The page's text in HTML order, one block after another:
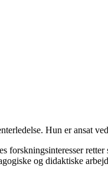
Hun er ansat
forskningsinteresser
og didaktiske